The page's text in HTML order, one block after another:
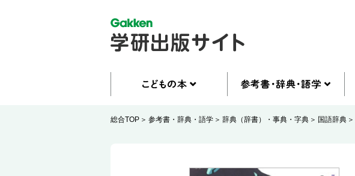
総合TOP 参考書・辞典・語学 辞典（辞書）・事典・字典 国語辞典